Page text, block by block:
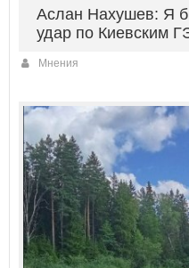
Аслан Нахушев: Я
удар по Киевским
Мнения